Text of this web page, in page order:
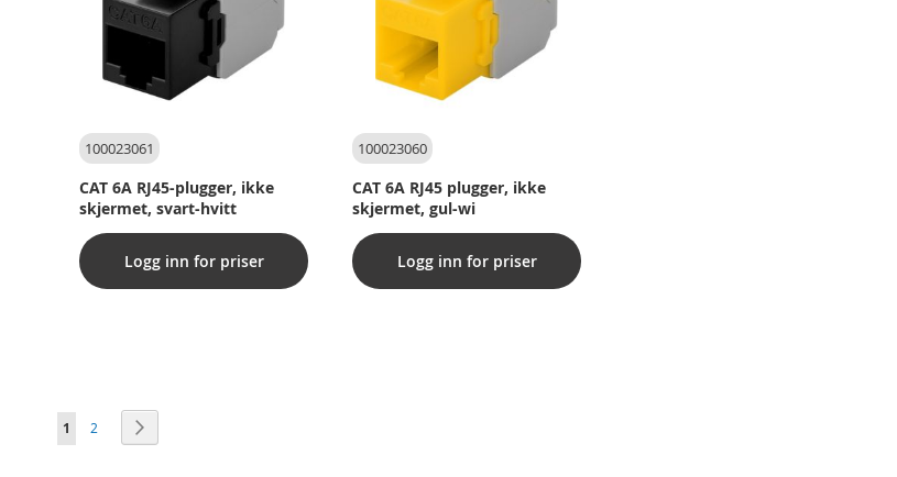
100023061
CAT 6A RJ45-plugger, ikke
skjermet, svart-hvitt
Logg inn for priser
100023060
CAT 6A RJ45 plugger, ikke
skjermet, gul-wi
Logg inn for priser
Side
You're currently reading page
1 Side
2